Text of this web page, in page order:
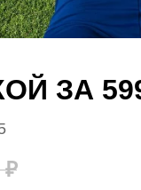
ЗА
₽